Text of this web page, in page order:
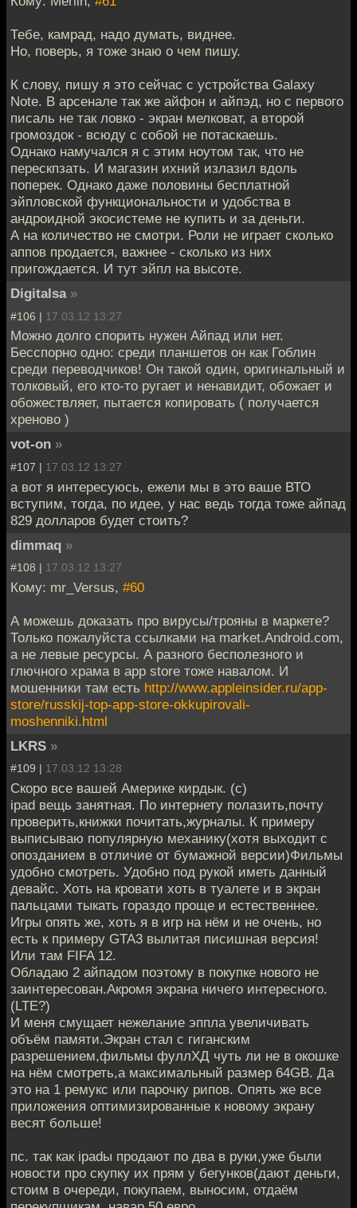
Тебе, камрад, надо думать, виднее.
Но, поверь, я тоже знаю о чем пишу.
К слову, пишу я это сейчас с устройства Galaxy
Note. В арсенале так же айфон и айпэд, но с первого
писаль не так ловко - экран мелковат, а второй
громоздок - всюду с собой не потаскаешь.
Однако намучался я с этим ноутом так, что не
перескпзать. И магазин ихний излазил вдоль
поперек. Однако даже половины бесплатной
эйпловской функциональности и удобства в
андроидной экосистеме не купить и за деньги.
А на количество не смотри. Роли не играет сколько
аппов продается, важнее - сколько из них
пригождается. И тут эйпл на высоте.
Digitalsa »
#106 | 17.03.12 13:27
Можно долго спорить нужен Айпад или нет.
Бесспорно одно: среди планшетов он как Гоблин
среди переводчиков! Он такой один, оригинальный и
толковый, его кто-то ругает и ненавидит, обожает и
обожествляет, пытается копировать ( получается
хреново )
vot-on »
#107 | 17.03.12 13:27
а вот я интересуюсь, ежели мы в это ваше ВТО
вступим, тогда, по идее, у нас ведь тогда тоже айпад
829 долларов будет стоить?
dimmaq »
#108 | 17.03.12 13:27
Кому: mr_Versus, #60
А можешь доказать про вирусы/трояны в маркете?
Только пожалуйста ссылками на market.Android.com,
а не левые ресурсы. А разного бесполезного и
глючного храма в app store тоже навалом. И
мошенники там есть http://www.appleinsider.ru/app-
store/russkij-top-app-store-okkupirovali-
moshenniki.html
LKRS »
#109 | 17.03.12 13:28
Скоро все вашей Америке кирдык. (с)
ipad вещь занятная. По интернету полазить,почту
проверить,книжки почитать,журналы. К примеру
выписываю популярную механику(хотя выходит с
опозданием в отличие от бумажной версии)Фильмы
удобно смотреть. Удобно под рукой иметь данный
девайс. Хоть на кровати хоть в туалете и в экран
пальцами тыкать гораздо проще и естественнее.
Игры опять же, хоть я в игр на нём и не очень, но
есть к примеру GTA3 вылитая писишная версия!
Или там FIFA 12.
Обладаю 2 айпадом поэтому в покупке нового не
заинтересован.Акромя экрана ничего интересного.
(LTE?)
И меня смущает нежелание эппла увеличивать
объём памяти.Экран стал с гиганским
разрешением,фильмы фуллХД чуть ли не в окошке
на нём смотреть,а максимальный размер 64GB. Да
это на 1 ремукс или парочку рипов. Опять же все
приложения оптимизированные к новому экрану
весят больше!
пс. так как ipadы продают по два в руки,уже были
новости про скупку их прям у бегунков(дают деньги,
стоим в очереди, покупаем, выносим, отдаём